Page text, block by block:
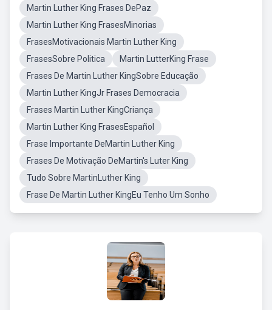
Martin Luther King Frases DePaz
Martin Luther King FrasesMinorias
FrasesMotivacionais Martin Luther King
FrasesSobre Politica
Martin LutterKing Frase
Frases De Martin Luther KingSobre Educação
Martin Luther KingJr Frases Democracia
Frases Martin Luther KingCriança
Martin Luther King FrasesEspañol
Frase Importante DeMartin Luther King
Frases De Motivação DeMartin's Luter King
Tudo Sobre MartinLuther King
Frase De Martin Luther KingEu Tenho Um Sonho